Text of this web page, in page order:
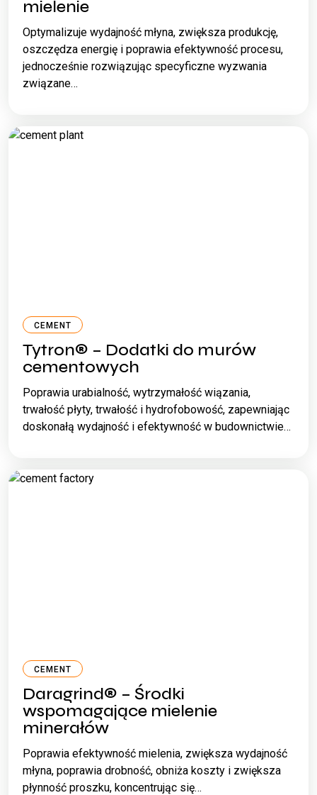
mielenie
Optymalizuje wydajność młyna, zwiększa produkcję,
oszczędza energię i poprawia efektywność procesu,
jednocześnie rozwiązując specyficzne wyzwania
związane…
CEMENT
Tytron® – Dodatki do murów
cementowych
Poprawia urabialność, wytrzymałość wiązania,
trwałość płyty, trwałość i hydrofobowość, zapewniając
doskonałą wydajność i efektywność w budownictwie…
CEMENT
Daragrind® – Środki
wspomagające mielenie
minerałów
Poprawia efektywność mielenia, zwiększa wydajność
młyna, poprawia drobność, obniża koszty i zwiększa
płynność proszku, koncentrując się…